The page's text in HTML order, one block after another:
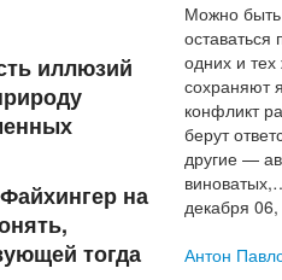
иллюзий
на
тогда
Можно
одних и
сохраняют
конфликт
берут
другие —
декабря
Антон